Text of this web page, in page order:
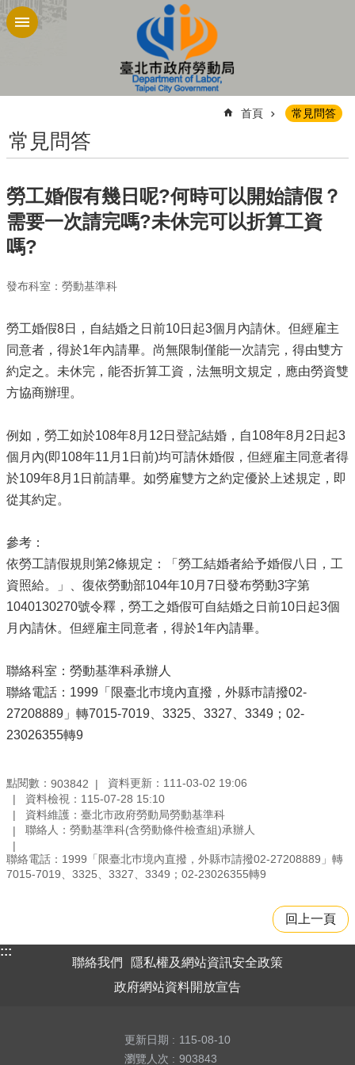
跳到主要內容區塊
首頁 常見問答
常見問答
勞工婚假有幾日呢?何時可以開始請假？
需要一次請完嗎?未休完可以折算工資
嗎?
發布科室：勞動基準科
勞工婚假8日，自結婚之日前10日起3個月內請休。但經雇主
同意者，得於1年內請畢。尚無限制僅能一次請完，得由雙方
約定之。未休完，能否折算工資，法無明文規定，應由勞資雙
方協商辦理。
例如，勞工如於108年8月12日登記結婚，自108年8月2日起3
個月內(即108年11月1日前)均可請休婚假，但經雇主同意者得
於109年8月1日前請畢。如勞雇雙方之約定優於上述規定，即
從其約定。
參考：
依勞工請假規則第2條規定：「勞工結婚者給予婚假八日，工
資照給。」、復依勞動部104年10月7日發布勞動3字第
1040130270號令釋，勞工之婚假可自結婚之日前10日起3個
月內請休。但經雇主同意者，得於1年內請畢。
聯絡科室：勞動基準科承辦人
聯絡電話：1999「限臺北巿境內直撥，外縣巿請撥02-
27208889」轉7015-7019、3325、3327、3349；02-
23026355轉9
點閱數： 903842
資料更新：111-03-02 19:06
資料檢視：115-07-28 15:10
資料維護：臺北市政府勞動局勞動基準科
聯絡人：勞動基準科(含勞動條件檢查組)承辦人
聯絡電話：1999「限臺北巿境內直撥，外縣巿請撥02-27208889」轉
7015-7019、3325、3327、3349；02-23026355轉9
回上一頁
:::
聯絡我們
隱私權及網站資訊安全政策
政府網站資料開放宣告
更新日期
115-08-10
瀏覽人次
903843